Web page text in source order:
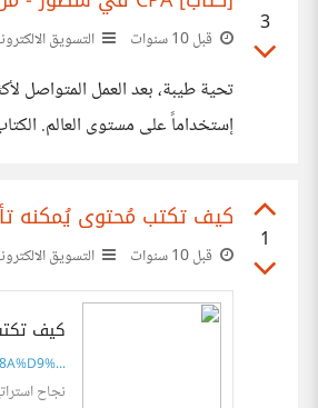
3
قبل 10 سنوات التسويق
1
كيف تكتب مُحتوى يُمكنه
قبل 10 سنوات التسويق
كيف
نجاح